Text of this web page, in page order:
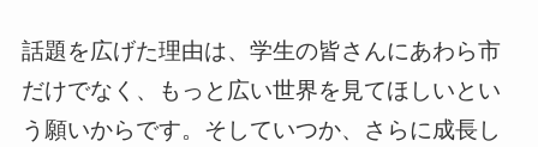
話題を広げた理由は、学生の皆さんにあわら市
だけでなく、もっと広い世界を見てほしいとい
う願いからです。そしていつか、さらに成長し